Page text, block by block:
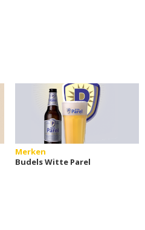
Merken
Budels Witte Parel